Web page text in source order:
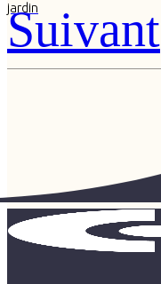
jardin
Suivant